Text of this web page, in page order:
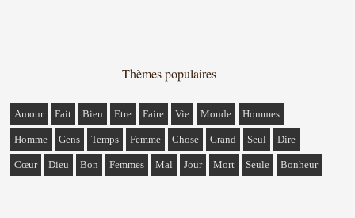
Thèmes populaires
Amour Fait Bien Etre Faire Vie Monde Hommes
Homme Gens Temps Femme Chose Grand Seul Dire
Cœur Dieu Bon Femmes Mal Jour Mort Seule Bonheur